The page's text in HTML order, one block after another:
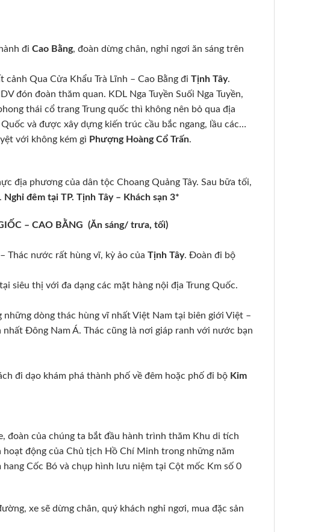
đi Cao Bằng, đoàn dừng chân, nghỉ ngơi ăn sáng trên
Qua Cửa Khẩu Trà Lĩnh – Cao Bằng đi Tịnh Tây.
đón đoàn thăm quan. KDL Nga Tuyền Suối Nga Tuyền,
thái cổ trang Trung quốc thì không nên bỏ qua địa
và được xây dựng kiến trúc cầu bắc ngang, lầu các…
với không kém gì Phượng Hoàng Cổ Trấn.
địa phương của dân tộc Choang Quảng Tây. Sau bữa tối,
Nghỉ đêm tại TP. Tịnh Tây – Khách sạn 3*
– CAO BẰNG (Ăn sáng/ trưa, tối)
Thác nước rất hùng vĩ, kỳ ảo của Tịnh Tây. Đoàn đi bộ
siêu thị với đa dạng các mặt hàng nội địa Trung Quốc.
những dòng thác hùng vĩ nhất Việt Nam tại biên giới Việt –
Đông Nam Á. Thác cũng là nơi giáp ranh với nước bạn
đi dạo khám phá thành phố về đêm hoặc phố đi bộ Kim
đoàn của chúng ta bắt đầu hành trình thăm Khu di tích
hoạt động của Chủ tịch Hồ Chí Minh trong những năm
hang Cốc Bó và chụp hình lưu niệm tại Cột mốc Km số 0
xe sẽ dừng chân, quý khách nghỉ ngơi, mua đặc sản